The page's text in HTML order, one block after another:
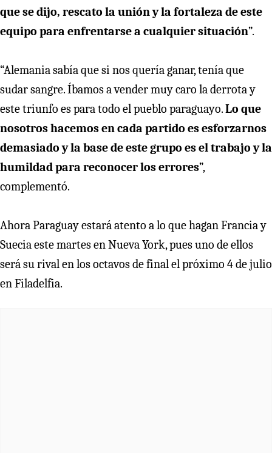
que se dijo, rescato la unión y la fortaleza de este
equipo para enfrentarse a cualquier situación”.
“Alemania sabía que si nos quería ganar, tenía que
sudar sangre. Íbamos a vender muy caro la derrota y
este triunfo es para todo el pueblo paraguayo.Lo que
nosotros hacemos en cada partido es esforzarnos
demasiado y la base de este grupo es el trabajo y la
humildad para reconocer los errores”,
complementó.
Ahora Paraguay estará atento a lo que hagan Francia y
Suecia este martes en Nueva York, pues uno de ellos
será su rival en los octavos de final el próximo 4 de julio
en Filadelfia.